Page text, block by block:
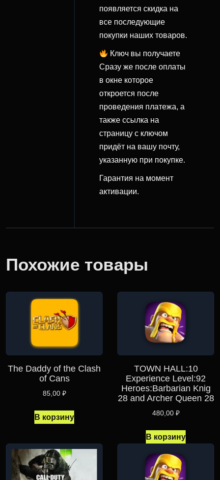
появляется скидка на
все последующие
покупки наших товаров.
Ключ вы получаете
Cразу же после оплаты
в окне которое
откроется после
проведения платежа, а
также ссылка на
страницу с ключом
придёт на вашу почту,
указанную при покупке.
Гарантия на момент
активации.
Похожие товары
The Daddy of the Clash
of Cans
85,00 ₽
В корзину
TOWN HALL:10
Experience Level:92
Heroes:Barbarian Knig
28 and Archer Queen 28
480,00 ₽
В корзину